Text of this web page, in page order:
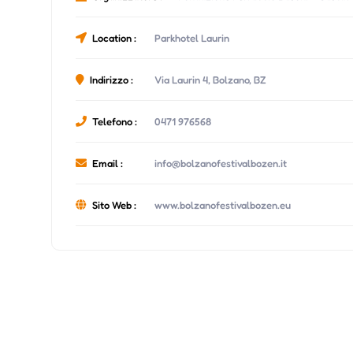
Location : Parkhotel Laurin
Indirizzo : Via Laurin 4, Bolzano, BZ
Telefono : 0471 976568
Email : info@bolzanofestivalbozen.it
Sito Web : www.bolzanofestivalbozen.eu